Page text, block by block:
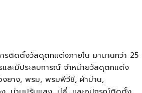
ารติดตั้งวัสดุตกแต่งภายใน มานานกว่า 25
ละมีประสบการณ์ จำหน่ายวัสดุตกแต่ง
งยาง, พรม, พรมพีวีซี, ผ้าม่าน,